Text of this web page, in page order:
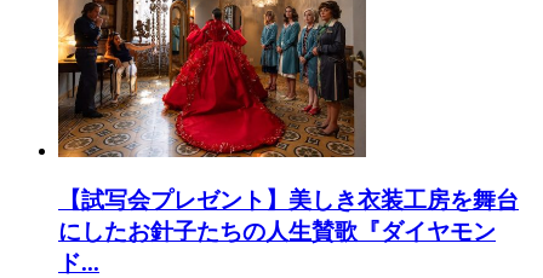
【試写会プレゼント】美しき衣装工房を舞台
にしたお針子たちの人生賛歌『ダイヤモン
ド...